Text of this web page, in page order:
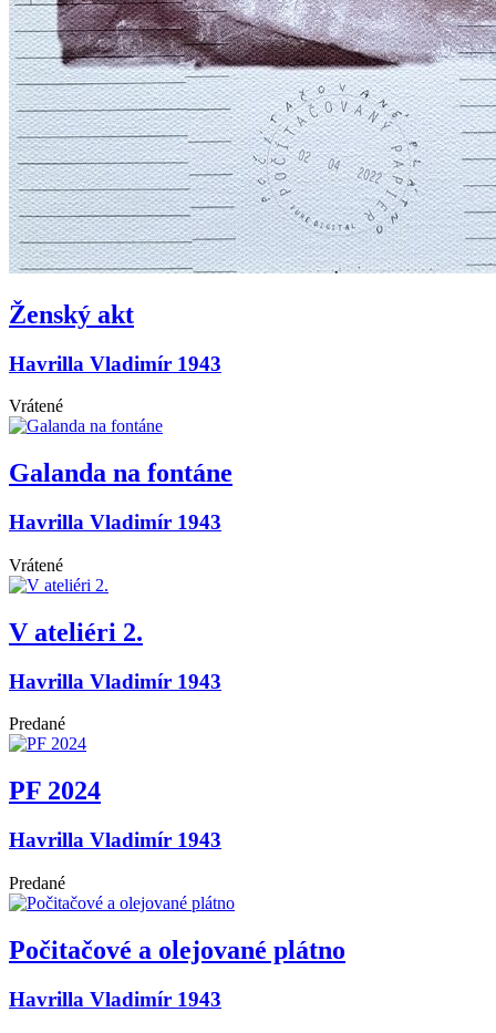
Ženský akt
Havrilla Vladimír 1943
Vrátené
Galanda na fontáne
Havrilla Vladimír 1943
Vrátené
V ateliéri 2.
Havrilla Vladimír 1943
Predané
PF 2024
Havrilla Vladimír 1943
Predané
Počitačové a olejované plátno
Havrilla Vladimír 1943